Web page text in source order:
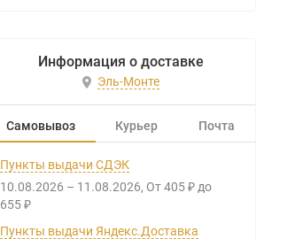
Информация о доставке
Эль-Монте
Самовывоз Курьер Почта
Пункты выдачи СДЭК
10.08.2026 – 11.08.2026 От 405 ₽ до
655 ₽
Пункты выдачи Яндекс.Доставка